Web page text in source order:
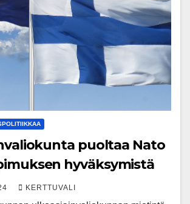
puoltaa Nato
hyväksymistä
KERTTUVALI